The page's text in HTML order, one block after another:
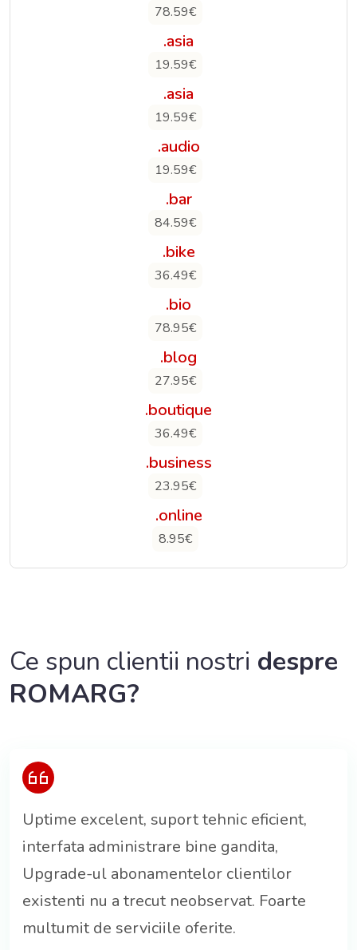
78.59€
.asia
19.59€
.asia
19.59€
.audio
19.59€
.bar
84.59€
.bike
36.49€
.bio
78.95€
.blog
27.95€
.boutique
36.49€
.business
23.95€
.online
8.95€
Ce spun clientii nostri despre
ROMARG?
Uptime excelent, suport tehnic eficient,
interfata administrare bine gandita,
Upgrade-ul abonamentelor clientilor
existenti nu a trecut neobservat. Foarte
multumit de serviciile oferite.